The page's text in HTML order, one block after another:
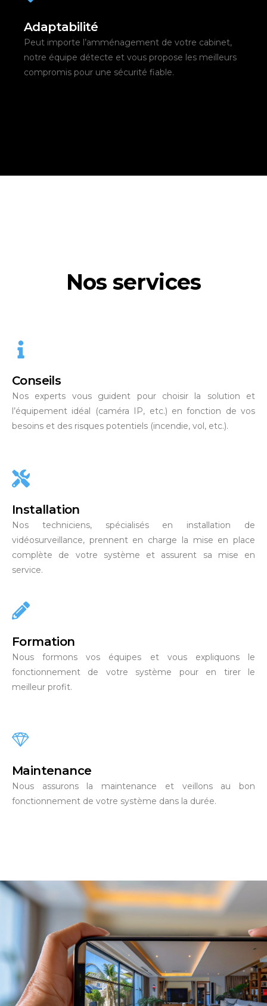
Adaptabilité
Peut importe l’amménagement de votre cabinet,
notre équipe détecte et vous propose les meilleurs
compromis pour une sécurité fiable.
Nos services
Conseils
Nos experts vous guident pour choisir la solution et
l’équipement idéal (caméra IP, etc.) en fonction de vos
besoins et des risques potentiels (incendie, vol, etc.).
Installation
Nos techniciens, spécialisés en installation de
vidéosurveillance, prennent en charge la mise en place
complète de votre système et assurent sa mise en
service.
Formation
Nous formons vos équipes et vous expliquons le
fonctionnement de votre système pour en tirer le
meilleur profit.
Maintenance
Nous assurons la maintenance et veillons au bon
fonctionnement de votre système dans la durée.